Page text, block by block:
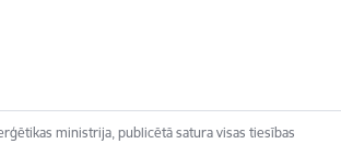
ministrija, publicētā satura visas tiesības